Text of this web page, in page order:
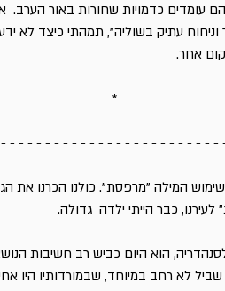
עומדים כדמויות שחורות באור הערב.
עתיק בשוליה", תמהתי כיצד לא
ולא על שום
*
- - - - - - - - - - - - - - - - - - - - - - -
המילה "מרפסת". כולנו הכרנו את
כבר הייתי ילדה גדולה.
הוא היום כביש רב חשיבות
לא רחב במיוחד, שבמורדותיו היו